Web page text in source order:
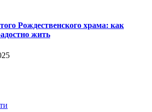
Рождественского храма: как
жить